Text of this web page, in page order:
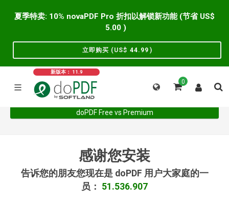
5.00 )
立即购买 (US$ 44.99 )
新版本： 11.9
0
doPDF Free vs Premium
感谢您安装
告诉您的朋友您现在是 doPDF 用户大家庭的一
员： 51.536.907